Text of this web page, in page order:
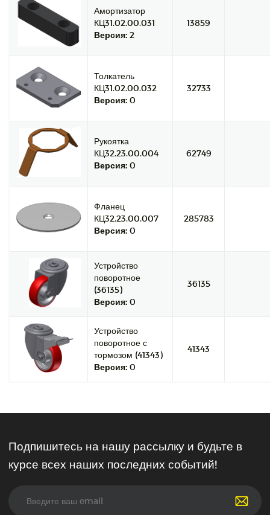
Амортизатор
КЦ31.02.00.031
Версия: 2
13859
Толкатель
КЦ31.02.00.032
Версия: 0
32733
Рукоятка
КЦ32.23.00.004
Версия: 0
62749
Фланец
КЦ32.23.00.007
Версия: 0
285783
Устройство
поворотное
(36135)
Версия: 0
36135
Устройство
поворотное с
тормозом (41343)
Версия: 0
41343
Подпишитесь на нашу рассылку и будьте в
курсе всех наших последних событий!